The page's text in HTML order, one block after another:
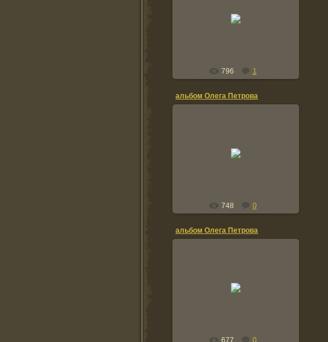
796 1
альбом Олега Петрова
748 0
альбом Олега Петрова